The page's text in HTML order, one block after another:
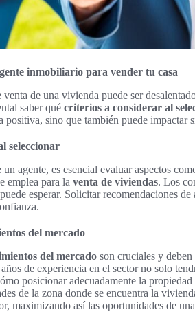
inmobiliario para vender tu casa
venta de una vivienda puede ser
saber qué criterios a considerar al
positiva, sino que también puede
seleccionar
agente, es esencial evaluar aspectos
emplea para la venta de viviendas. Los
esperar. Solicitar recomendaciones
del mercado
del mercado son cruciales y
de experiencia en el sector no solo
posicionar adecuadamente la
de la zona donde se encuentra la
maximizando así las oportunidades de